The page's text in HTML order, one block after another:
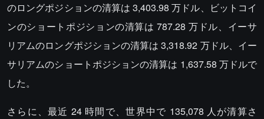
のロングポジションの清算は 3,403.98 万ドル、ビットコイ
ンのショートポジションの清算は 787.28 万ドル、イーサ
リアムのロングポジションの清算は 3,318.92 万ドル、イー
サリアムのショートポジションの清算は 1,637.58 万ドルで
した。
さらに、最近 24 時間で、世界中で 135,078 人が清算さ